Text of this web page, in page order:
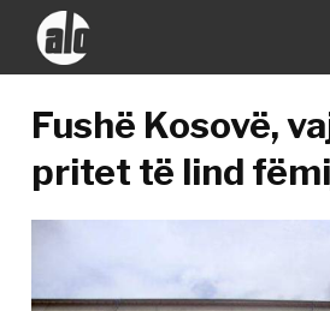
Fushë Kosovë,
pritet të lind